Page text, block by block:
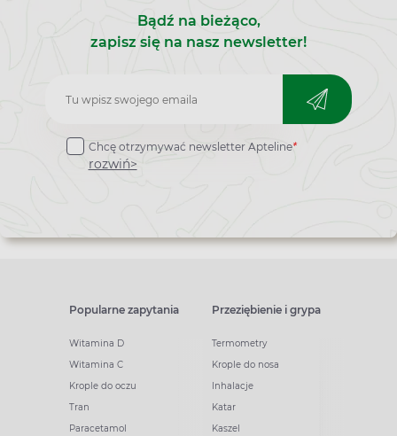
Bądź na bieżąco,
zapisz się na nasz newsletter!
Zapisz
do
newslettera
Chcę otrzymywać newsletter Apteline*
rozwiń>
Popularne zapytania
Witamina D
Witamina C
Krople do oczu
Tran
Paracetamol
Przeziębienie i grypa
Termometry
Krople do nosa
Inhalacje
Katar
Kaszel